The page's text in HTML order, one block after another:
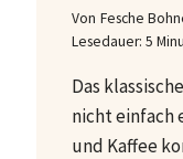
Von Fesche
Lesedauer: 5
Das
nicht einfach
und Kaffee